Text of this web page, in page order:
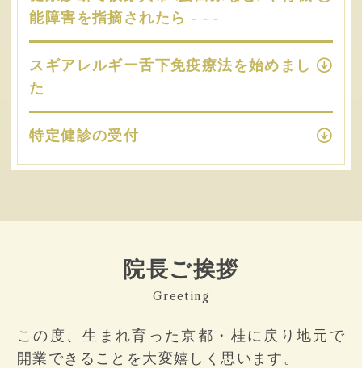
能障害を指摘されたら - - -
スギアレルギー舌下免疫療法を始めまし
た
特定健診の受付
院長ご挨拶
Greeting
この度、生まれ育った京都・桂に戻り地元で
開業できることを大変嬉しく思います。